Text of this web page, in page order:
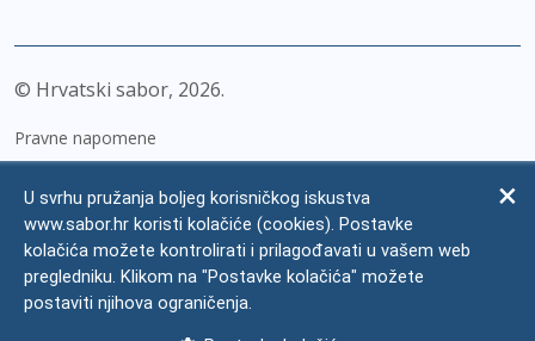
© Hrvatski sabor, 2026
Pravne napomene
Zaštita osobnih podataka
Impressum
Česta pitanja
U svrhu pružanja boljeg korisničkog iskustva
www.sabor.hr koristi kolačiće (cookies). Postavke
kolačića možete kontrolirati i prilagođavati u vašem web
pregledniku. Klikom na "Postavke kolačića" možete
postaviti njihova ograničenja.